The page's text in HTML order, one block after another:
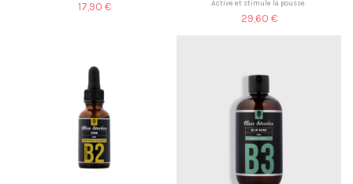
17,90 € Active et stimule la pousse.
29,60 €